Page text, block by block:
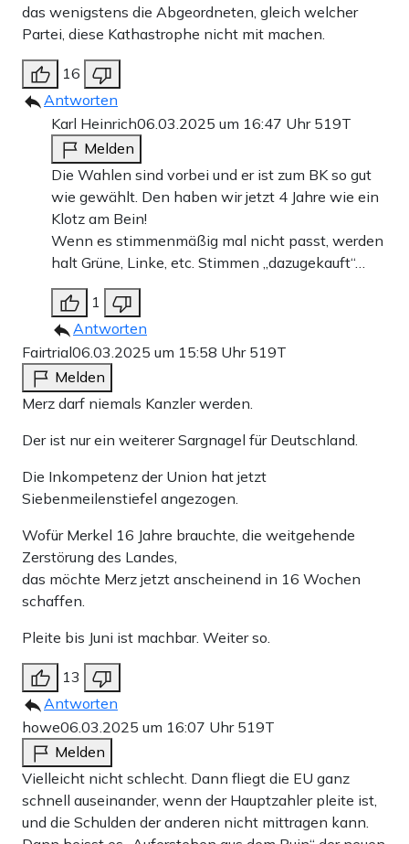
das wenigstens die Abgeordneten, gleich welcher
Partei, diese Kathastrophe nicht mit machen.
16
Antworten
Karl Heinrich06.03.2025 um 16:47 Uhr 519T
Melden
Die Wahlen sind vorbei und er ist zum BK so gut
wie gewählt. Den haben wir jetzt 4 Jahre wie ein
Klotz am Bein!
Wenn es stimmenmäßig mal nicht passt, werden
halt Grüne, Linke, etc. Stimmen „dazugekauft“…
1
Antworten
Fairtrial06.03.2025 um 15:58 Uhr 519T
Melden
Merz darf niemals Kanzler werden.
Der ist nur ein weiterer Sargnagel für Deutschland.
Die Inkompetenz der Union hat jetzt
Siebenmeilenstiefel angezogen.
Wofür Merkel 16 Jahre brauchte, die weitgehende
Zerstörung des Landes,
das möchte Merz jetzt anscheinend in 16 Wochen
schaffen.
Pleite bis Juni ist machbar. Weiter so.
13
Antworten
howe06.03.2025 um 16:07 Uhr 519T
Melden
Vielleicht nicht schlecht. Dann fliegt die EU ganz
schnell auseinander, wenn der Hauptzahler pleite ist,
und die Schulden der anderen nicht mittragen kann.